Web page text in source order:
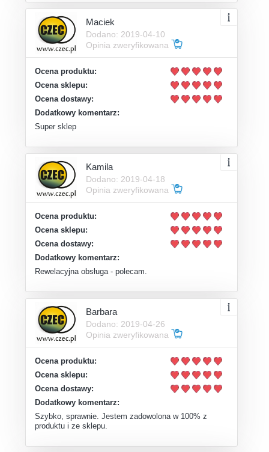
Maciek
Dodano: 2019-04-10
Opinia zweryfikowana
Ocena produktu:
Ocena sklepu:
Ocena dostawy:
Dodatkowy komentarz:
Super sklep
Kamila
Dodano: 2019-04-18
Opinia zweryfikowana
Ocena produktu:
Ocena sklepu:
Ocena dostawy:
Dodatkowy komentarz:
Rewelacyjna obsługa - polecam.
Barbara
Dodano: 2019-04-26
Opinia zweryfikowana
Ocena produktu:
Ocena sklepu:
Ocena dostawy:
Dodatkowy komentarz:
Szybko, sprawnie. Jestem zadowolona w 100% z
produktu i ze sklepu.